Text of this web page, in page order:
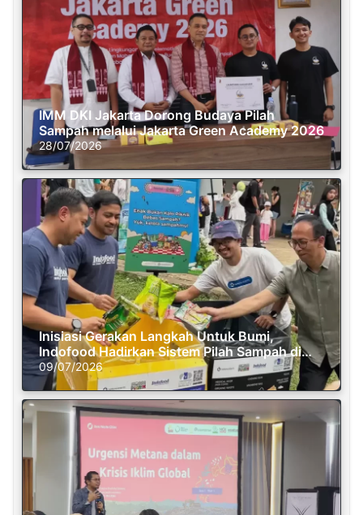
IMM DKI Jakarta Dorong Budaya Pilah
Sampah melalui Jakarta Green Academy 2026
28/07/2026
Inisiasi Gerakan Langkah Untuk Bumi,
Indofood Hadirkan Sistem Pilah Sampah di
Semasa Piknik
09/07/2026